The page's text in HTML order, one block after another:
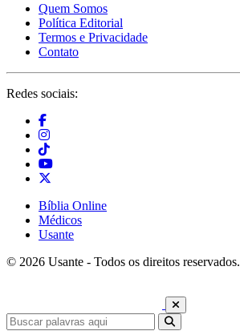
Quem Somos
Política Editorial
Termos e Privacidade
Contato
Redes sociais:
Bíblia Online
Médicos
Usante
© 2026 Usante - Todos os direitos reservados.